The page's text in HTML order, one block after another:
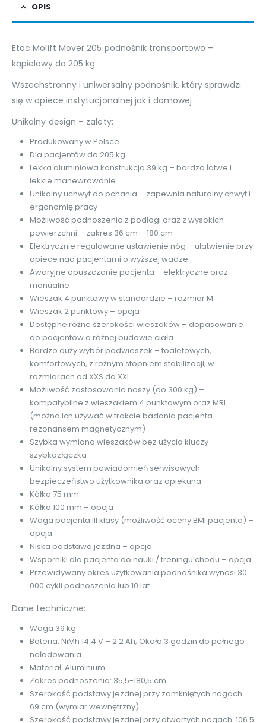
OPIS
Etac Molift Mover 205 podnośnik transportowo –
kąpielowy do 205 kg
Wszechstronny i uniwersalny podnośnik, który sprawdzi
się w opiece instytucjonalnej jak i domowej
Unikalny design – zalety:
Produkowany w Polsce
Dla pacjentów do 205 kg
Lekka aluminiowa konstrukcja 39 kg – bardzo łatwe i
lekkie manewrowanie
Unikalny uchwyt do pchania – zapewnia naturalny chwyt i
ergonomię pracy
Możliwość podnoszenia z podłogi oraz z wysokich
powierzchni – zakres 36 cm – 180 cm
Elektrycznie regulowane ustawienie nóg – ułatwienie przy
opiece nad pacjentami o wyższej wadze
Awaryjne opuszczanie pacjenta – elektryczne oraz
manualne
Wieszak 4 punktowy w standardzie – rozmiar M
Wieszak 2 punktowy – opcja
Dostępne różne szerokości wieszaków – dopasowanie
do pacjentów o różnej budowie ciała
Bardzo duży wybór podwieszek – toaletowych,
komfortowych, z rożnym stopniem stabilizacji, w
rozmiarach od XXS do XXL
Możliwość zastosowania noszy (do 300 kg) –
kompatybilne z wieszakiem 4 punktowym oraz MRI
(można ich używać w trakcie badania pacjenta
rezonansem magnetycznym)
Szybka wymiana wieszaków bez użycia kluczy –
szybkozłączka
Unikalny system powiadomień serwisowych –
bezpieczeństwo użytkownika oraz opiekuna
Kółka 75 mm
Kółka 100 mm – opcja
Waga pacjenta III klasy (możliwość oceny BMI pacjenta) –
opcja
Niska podstawa jezdna – opcja
Wsporniki dla pacjenta do nauki / treningu chodu – opcja
Przewidywany okres użytkowania podnośnika wynosi 30
000 cykli podnoszenia lub 10 lat
Dane techniczne:
Waga 39 kg
Bateria: NiMh 14.4 V – 2.2 Ah; Około 3 godzin do pełnego
naładowania
Materiał: Aluminium
Zakres podnoszenia: 35,5-180,5 cm
Szerokość podstawy jezdnej przy zamkniętych nogach:
69 cm (wymiar wewnętrzny)
Szerokość podstawy jezdnej przy otwartych nogach: 106.5